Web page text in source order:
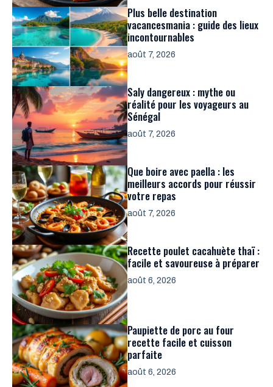
Plus belle destination
vacancesmania : guide des lieux
incontournables
août 7, 2026
Saly dangereux : mythe ou
réalité pour les voyageurs au
Sénégal
août 7, 2026
Que boire avec paella : les
meilleurs accords pour réussir
votre repas
août 7, 2026
Recette poulet cacahuète thaï :
facile et savoureuse à préparer
août 6, 2026
Paupiette de porc au four
recette facile et cuisson
parfaite
août 6, 2026